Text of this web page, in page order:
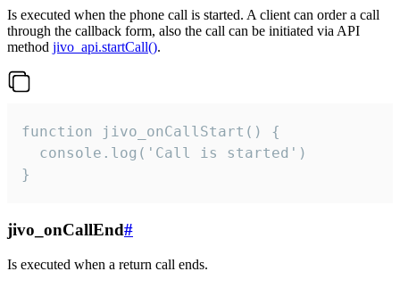
Is executed when the phone call is started. A client can order a call
through the callback form, also the call can be initiated via API
method jivo_api.startCall().
function jivo_onCallStart() {
  console.log('Call is started')
}
jivo_onCallEnd#
Is executed when a return call ends.